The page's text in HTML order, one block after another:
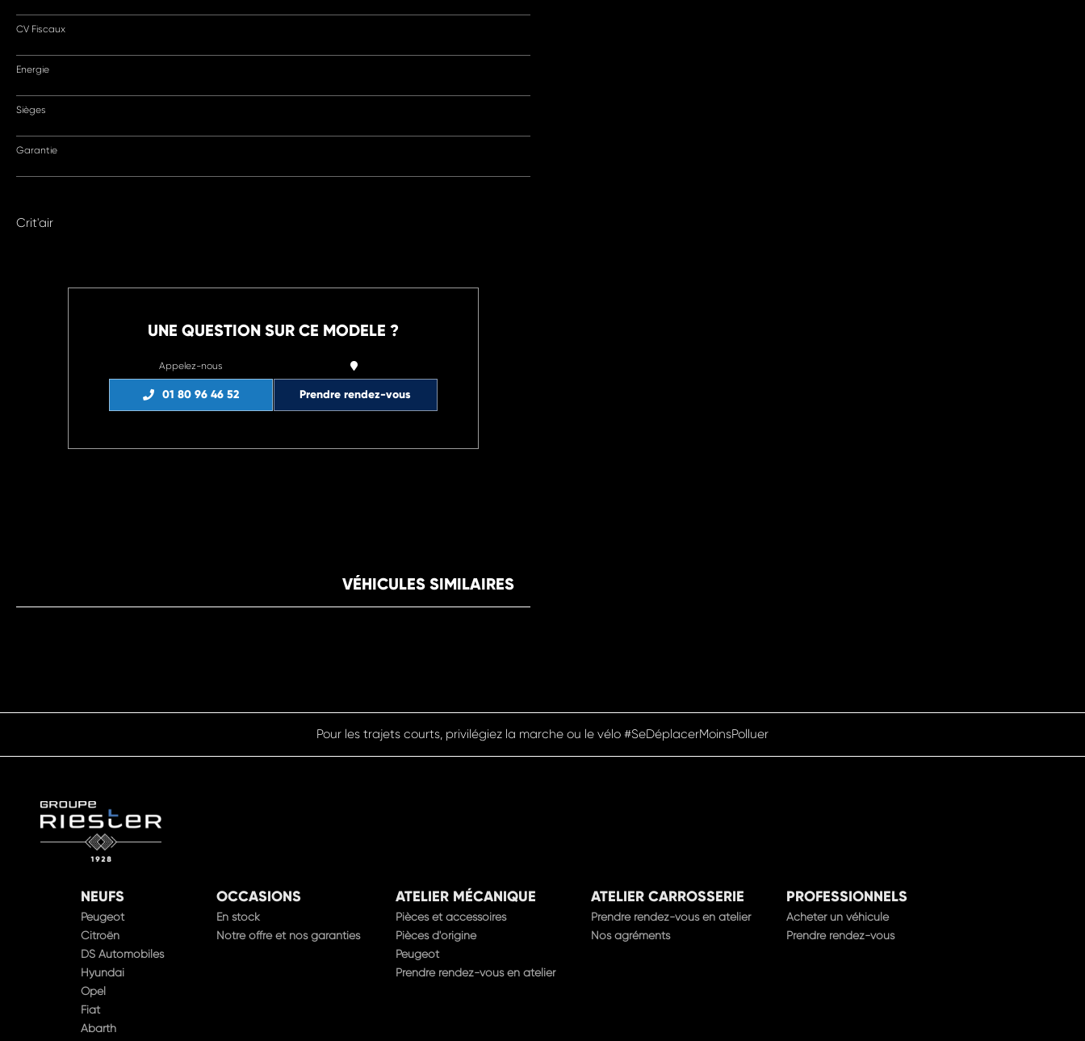
CV Fiscaux
Energie
Sièges
Garantie
Crit'air
UNE QUESTION SUR CE MODELE ?
Appelez-nous
01 80 96 46 52 Prendre rendez-vous
VÉHICULES SIMILAIRES
Pour les trajets courts, privilégiez la marche ou le vélo #SeDéplacerMoinsPolluer
NEUFS
Peugeot
Citroën
DS Automobiles
Hyundai
Opel
Fiat
Abarth
OCCASIONS
En stock
Notre offre et nos garanties
ATELIER MÉCANIQUE
Pièces et accessoires
Pièces d'origine
Peugeot
Prendre rendez-vous en atelier
ATELIER CARROSSERIE
Prendre rendez-vous en atelier
Nos agréments
PROFESSIONNELS
Acheter un véhicule
Prendre rendez-vous